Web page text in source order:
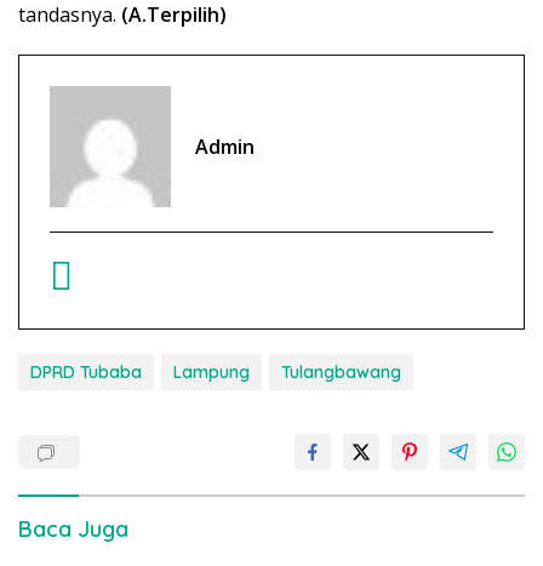
tandasnya. (A.Terpilih)
Admin
DPRD Tubaba Lampung Tulangbawang
Baca Juga